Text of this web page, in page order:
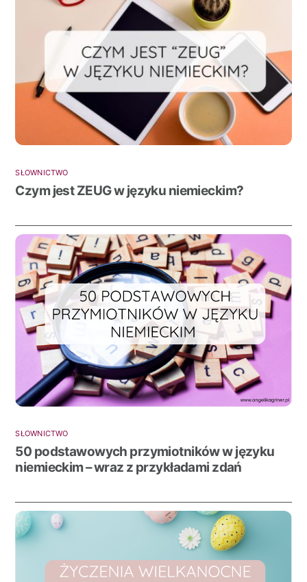
SŁOWNICTWO
Czym jest ZEUG w języku niemieckim?
SŁOWNICTWO
50 podstawowych przymiotników w języku
niemieckim – wraz z przykładami zdań